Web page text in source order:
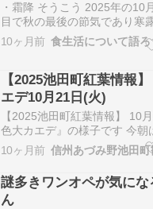
・霜降 そうこう 2025年の10
目で秋の最後の節気であり寒
（りっとう）の間で 霜降に
ては、朝夕に肌寒さを覚え秋
南へ徐々に移動して秋の気配
10ヶ月前 食生活について語ろ
【2025池田町紅葉情報
エデ10月21日(火)
【2025池田町紅葉情報】 10
色大カエデ』の様子です 今朝
町の街中でも一桁でした。 秋
付いています。 暖かくしてお
10ヶ月前 信州あづみ野池田
謎多きワンオペが気に
ん